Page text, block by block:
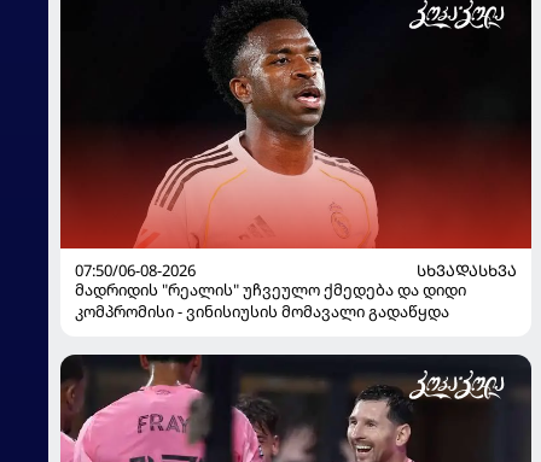
07:50/06-08-2026
ᲡᲮᲕᲐᲓᲐᲡᲮᲕᲐ
მადრიდის "რეალის" უჩვეულო ქმედება და დიდი
კომპრომისი - ვინისიუსის მომავალი გადაწყდა